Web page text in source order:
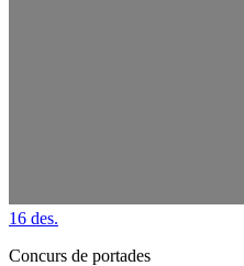
16 des.
Concurs de portades